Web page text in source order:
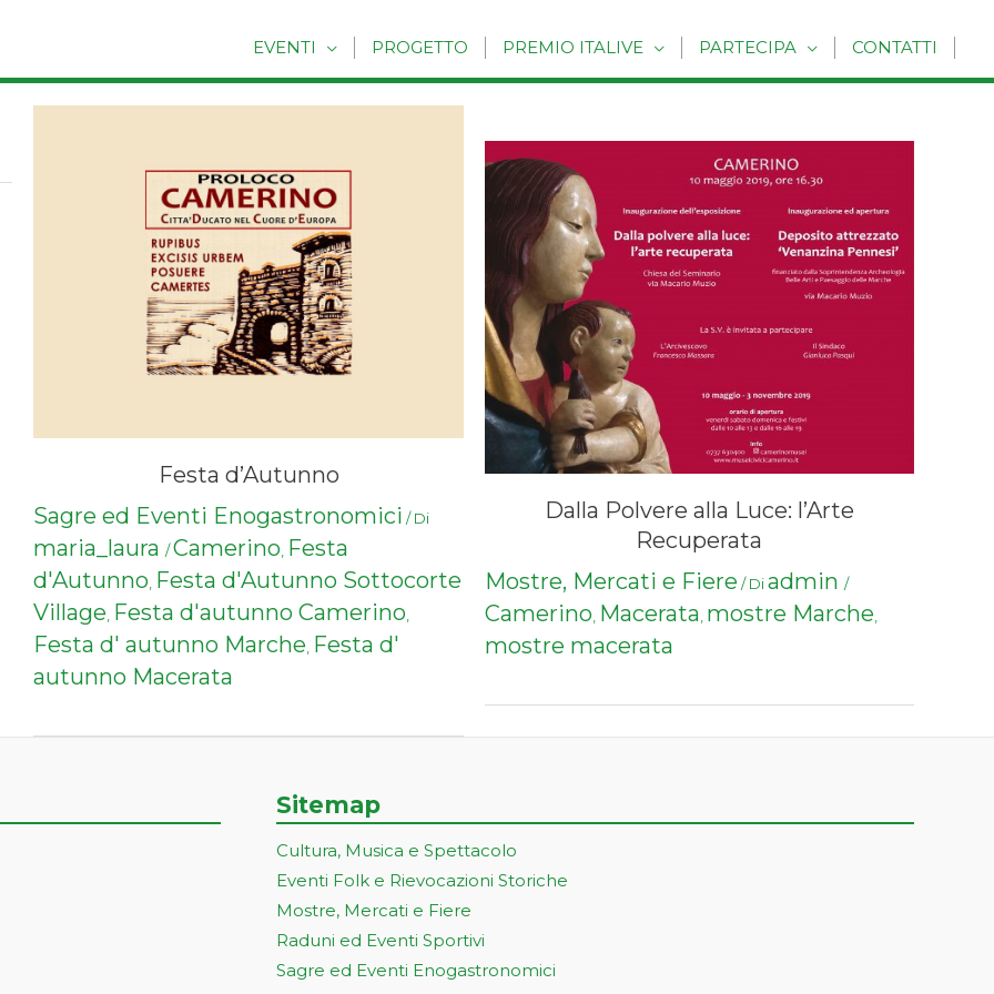
EVENTI PROGETTO PREMIO ITALIVE PARTECIPA CONTATTI
Festa d’Autunno
Sagre ed Eventi Enogastronomici / Di
maria_laura /Camerino, Festa
d'Autunno, Festa d'Autunno Sottocorte
Village, Festa d'autunno Camerino,
Festa d' autunno Marche, Festa d'
autunno Macerata
Dalla Polvere alla Luce: l’Arte
Recuperata
Mostre, Mercati e Fiere / Di admin /
Camerino, Macerata, mostre Marche,
mostre macerata
Sitemap
Cultura, Musica e Spettacolo
Eventi Folk e Rievocazioni Storiche
Mostre, Mercati e Fiere
Raduni ed Eventi Sportivi
Sagre ed Eventi Enogastronomici